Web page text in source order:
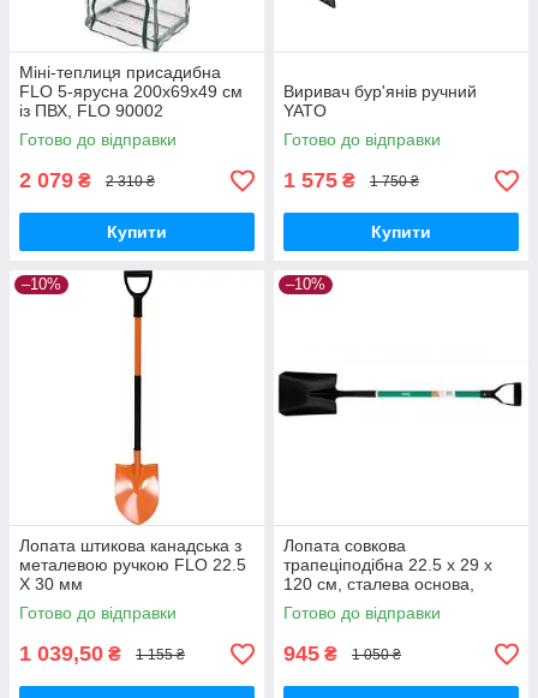
Міні-теплиця присадибна
FLO 5-ярусна 200х69х49 см
із ПВХ, FLO 90002
Готово до відправки
2 079 ₴ 2 310 ₴
Купити
Виривач бур'янів ручний
YATO
Готово до відправки
1 575 ₴ 1 750 ₴
Купити
–10%
Лопата штикова канадська з
металевою ручкою FLO 22.5
Х 30 мм
Готово до відправки
1 039,50 ₴ 1 155 ₴
–10%
Лопата совкова
трапеціподібна 22.5 x 29 x
120 см, сталева основа,
скловолоконна ручка, 35835
FLO
Готово до відправки
945 ₴ 1 050 ₴